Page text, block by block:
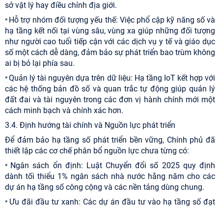
sở vật lý hay điều chỉnh địa giới.
* Hỗ trợ nhóm đối tượng yếu thế: Việc phổ cập kỹ năng số và
hạ tầng kết nối tại vùng sâu, vùng xa giúp những đối tượng
như người cao tuổi tiếp cận với các dịch vụ y tế và giáo dục
số một cách dễ dàng, đảm bảo sự phát triển bao trùm không
ai bị bỏ lại phía sau.
*Quản lý tài nguyên dựa trên dữ liệu: Hạ tầng IoT kết hợp với
các hệ thống bản đồ số và quan trắc tự động giúp quản lý
đất đai và tài nguyên trong các đơn vị hành chính mới một
cách minh bạch và chính xác hơn.
3.4. Định hướng tài chính và Nguồn lực phát triển
Để đảm bảo hạ tầng số phát triển bền vững, Chính phủ đã
thiết lập các cơ chế phân bổ nguồn lực chưa từng có:
* Ngân sách ổn định: Luật Chuyển đổi số 2025 quy định
dành tối thiểu 1% ngân sách nhà nước hằng năm cho các
dự án hạ tầng số công cộng và các nền tảng dùng chung.
* Ưu đãi đầu tư xanh: Các dự án đầu tư vào hạ tầng số đạt